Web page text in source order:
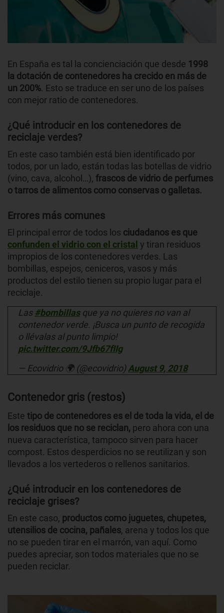
En España es tal la concienciación que desde 1998
la dotación de contenedores ha crecido en más de
un 200%. Esto se traduce en ser uno de los países
con mejor ratio de contenedores.
¿Qué introducir en los contenedores de
reciclaje verdes?
En este caso también está bien identificado por
todos, por un lado, están todas las botellas de vidrio
(vino, cava, alcohol…), frascos de vidrio de perfumes
o tarros de alimentos como conservas o galletas.
Errores más comunes
El principal error de todos los ciudadanos es que
confunden el vidrio con el cristal y tiran residuos
impropios de los contenedores verdes. Las
bombillas, espejos, ceniceros, vasos y más
productos del estilo tienen su propio lugar para el
reciclaje.
Las #bombillasque ya no quieres no van al
contenedor verde. ¡Busca un punto de recogida
o llévalas al punto limpio!
pic.twitter.com/9Jfb67fIIg
— Ecovidrio 🌍 (@ecovidrio)August 9, 2018
Contenedor gris (restos)
Este tipo de contenedores es el de toda la vida, el de
los residuos que no se reciclan, pero ahora con una
nueva característica, tampoco sirven para hacer
compost. Estos desperdicios no se reutilizan y son
llevados a los vertederos o rellenos sanitarios.
¿Qué introducir en los contenedores de
reciclaje grises?
En este caso, productos como juguetes, chupetes,
utensilios de cocina, pañales, arena y todos los que
no se pueden tirar en el marrón, van aquí. Como
puedes apreciar, son todos materiales que no se
pueden reciclar.